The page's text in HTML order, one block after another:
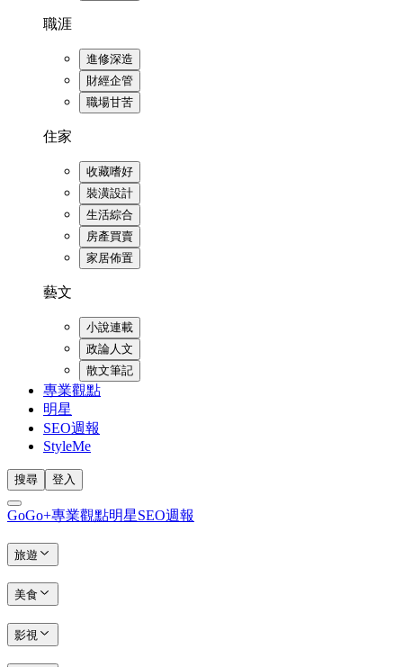
職涯
進修深造
財經企管
職場甘苦
住家
收藏嗜好
裝潢設計
生活綜合
房產買賣
家居佈置
藝文
小說連載
政論人文
散文筆記
專業觀點
明星
SEO週報
StyleMe
搜尋 登入
GoGo+專業觀點明星SEO週報
旅遊
美食
影視